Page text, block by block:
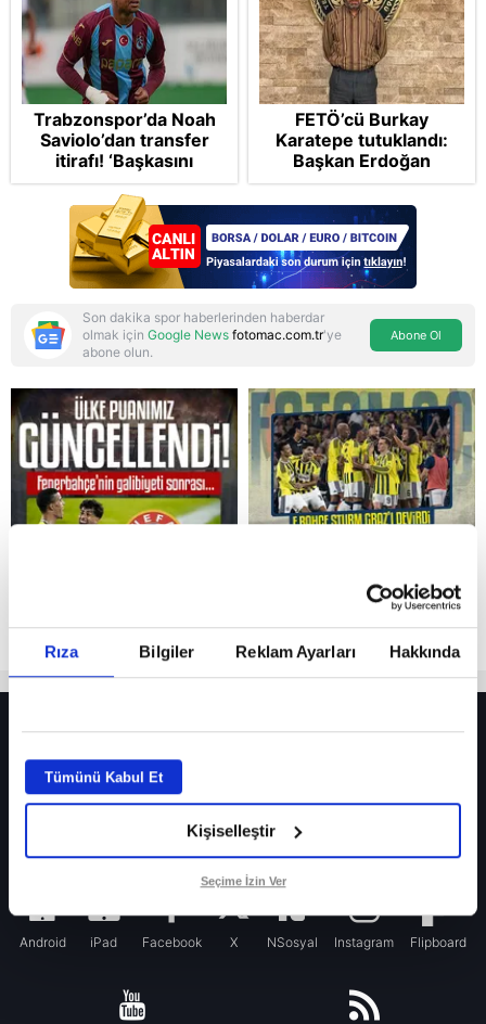
Rıza Bilgiler Reklam Ayarları Hakkında
Tümünü Kabul Et
Kişiselleştir
Seçime İzin Ver
Reddet
Trabzonspor’da Noah
Saviolo’dan transfer
itirafı! ‘Başkasını
izlemeye geldi’
FETÖ’cü Burkay
Karatepe tutuklandı:
Başkan Erdoğan
şikayetçi oldu! 5 suçtan
dava talebi
Son dakika spor haberlerinden haberdar
olmak için Google News fotomac.com.tr'ye
abone olun.
Abone Ol
Fenerbahçe’de sürpriz ayrılık ihtimali! Devre arasında gelmişti
Fenerbahçe’nin yeni transferi Mason Greenwood için olay sözler!
Galatasaray’da rota yeniden Thiago Almada!
Android iPad Facebook X NSosyal Instagram Flipboard